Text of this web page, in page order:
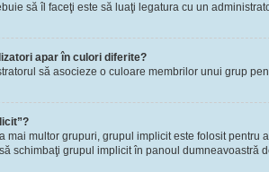
să îl faceţi este să luaţi legatura cu un
apar în culori diferite?
să asocieze o culoare membrilor unui grup
mai multor grupuri, grupul implicit este folosit
schimbaţi grupul implicit în panoul dumneavoastră